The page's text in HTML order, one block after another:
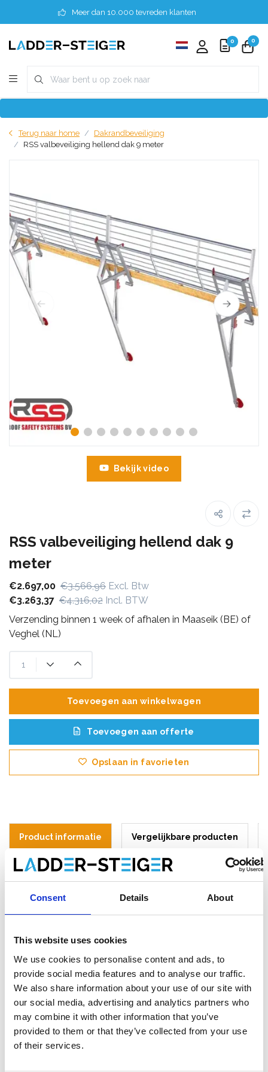
Consent Details About
This website uses cookies
We use cookies to personalise content and ads, to
provide social media features and to analyse our traffic.
We also share information about your use of our site with
our social media, advertising and analytics partners who
may combine it with other information that you’ve
provided to them or that they’ve collected from your use
of their services.
Meer dan 10.000 tevreden klanten
0 0
Terug naar home
Dakrandbeveiliging
RSS valbeveiliging hellend dak 9 meter
Bekijk video
RSS valbeveiliging hellend dak 9
meter
€2.697,00 €3.566,96 Excl. Btw
€3.263,37 €4.316,02 Incl. BTW
Verzending binnen 1 week of afhalen in Maaseik (BE) of
Veghel (NL)
Toevoegen aan winkelwagen
Toevoegen aan offerte
Opslaan in favorieten
Product informatie Vergelijkbare producten
RSS dakrandbeveiliging lengte 9 meter.
3x RSS valbeveiliging leuning / hek 3 m
3x RSS valbeveiliging houten kantplank 3 m
3x RSS valbeveiliging haakbeugel
* Het aantal onderdelen op de foto's kan afwijken. Bovenstaande
onderdelenlijst is van toepassing.
RSS Roof Safety Systems
valbeveiliging voor hellende daken